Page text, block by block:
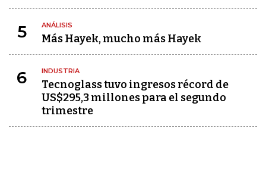
5 ANÁLISIS
Más Hayek, mucho más Hayek
6 INDUSTRIA
Tecnoglass tuvo ingresos récord de
US$295,3 millones para el segundo
trimestre